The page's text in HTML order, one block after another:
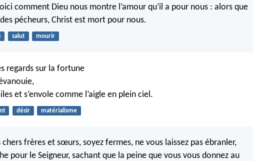
comment Dieu nous montre l’amour qu’il a pour nous : alors que
pécheurs, Christ est mort pour nous.
salut mourir
regards sur la fortune
et s’envole comme l’aigle en plein ciel.
désir matérialisme
chers frères et sœurs, soyez fermes, ne vous laissez pas ébranler,
pour le Seigneur, sachant que la peine que vous vous donnez au